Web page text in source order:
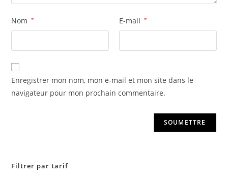
Nom * E-mail *
Enregistrer mon nom, mon e-mail et mon site dans le
navigateur pour mon prochain commentaire.
Filtrer par tarif